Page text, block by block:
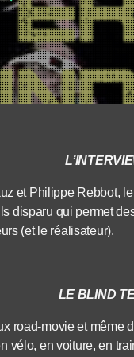
et Philippe Rebbot,
disparu qui permet
(et le réalisateur).
LE BLIND
road-movie et même
vélo, en voiture, en